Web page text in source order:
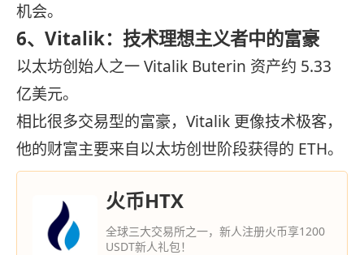
机会。
6、Vitalik：技术理想主义者中的富豪
以太坊创始人之一 Vitalik Buterin 资产约 5.33
亿美元。
相比很多交易型的富豪，Vitalik 更像技术极客，
他的财富主要来自以太坊创世阶段获得的 ETH。
火币HTX
全球三大交易所之一，新人注册火币享1200
USDT新人礼包！